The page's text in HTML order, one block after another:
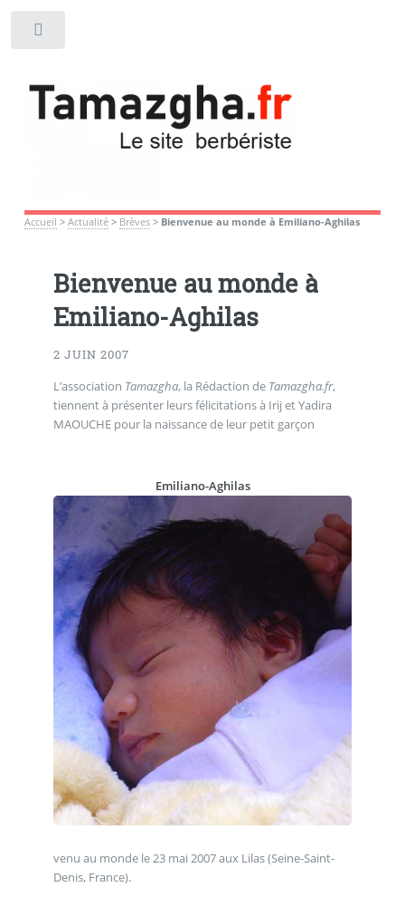
Accueil > Actualité> Brèves> Bienvenue au monde à Emiliano-Aghilas
Bienvenue au monde à
Emiliano-Aghilas
2 JUIN 2007
L’association Tamazgha, la Rédaction de Tamazgha.fr,
tiennent à présenter leurs félicitations à Irij et Yadira
MAOUCHE pour la naissance de leur petit garçon
Emiliano-Aghilas
venu au monde le 23 mai 2007 aux Lilas (Seine-Saint-
Denis, France).